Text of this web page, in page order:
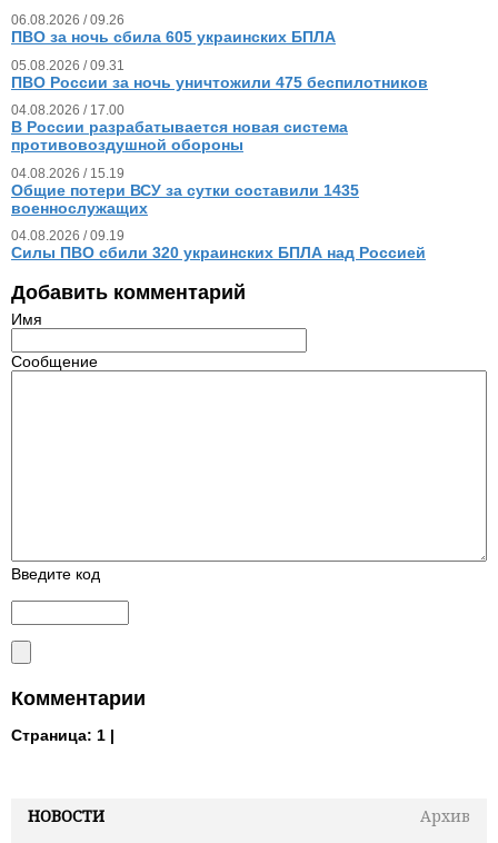
НОВОСТИ
Архив
06.08.2026 / 09.26
ПВО за ночь сбила 605 украинских БПЛА
05.08.2026 / 09.31
ПВО России за ночь уничтожили 475 беспилотников
04.08.2026 / 17.00
В России разрабатывается новая система
противовоздушной обороны
04.08.2026 / 15.19
Общие потери ВСУ за сутки составили 1435
военнослужащих
04.08.2026 / 09.19
Силы ПВО сбили 320 украинских БПЛА над Россией
Добавить комментарий
Имя
Сообщение
Введите код
Комментарии
Страница: 1 |